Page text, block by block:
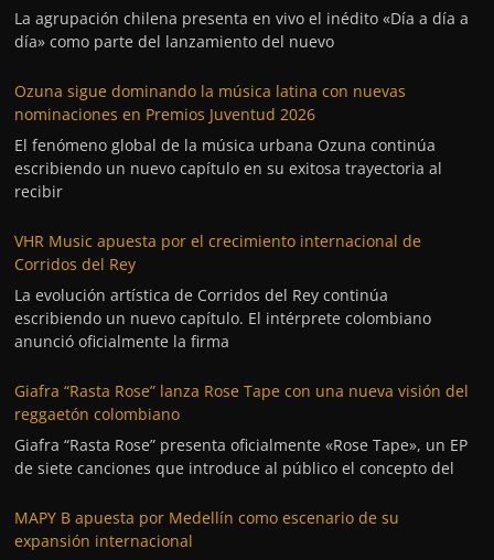
La agrupación chilena presenta en vivo el inédito «Día a día a
día» como parte del lanzamiento del nuevo
Ozuna sigue dominando la música latina con nuevas
nominaciones en Premios Juventud 2026
El fenómeno global de la música urbana Ozuna continúa
escribiendo un nuevo capítulo en su exitosa trayectoria al
recibir
VHR Music apuesta por el crecimiento internacional de
Corridos del Rey
La evolución artística de Corridos del Rey continúa
escribiendo un nuevo capítulo. El intérprete colombiano
anunció oficialmente la firma
Giafra “Rasta Rose” lanza Rose Tape con una nueva visión del
reggaetón colombiano
Giafra “Rasta Rose” presenta oficialmente «Rose Tape», un EP
de siete canciones que introduce al público el concepto del
MAPY B apuesta por Medellín como escenario de su
expansión internacional